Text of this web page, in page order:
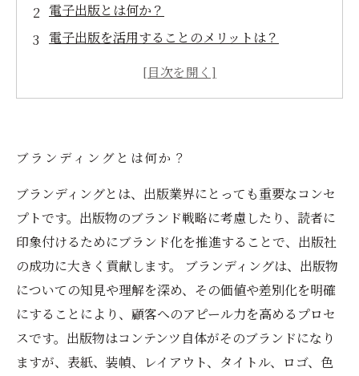
電子出版とは何か？
電子出版を活用することのメリットは？
電子出版を活用してブランディングをする方法
ブランディングとは何か？
ブランディングとは、出版業界にとっても重要なコンセ
プトです。出版物のブランド戦略に考慮したり、読者に
印象付けるためにブランド化を推進することで、出版社
の成功に大きく貢献します。 ブランディングは、出版物
についての知見や理解を深め、その価値や差別化を明確
にすることにより、顧客へのアピール力を高めるプロセ
スです。出版物はコンテンツ自体がそのブランドになり
ますが、表紙、装幀、レイアウト、タイトル、ロゴ、色